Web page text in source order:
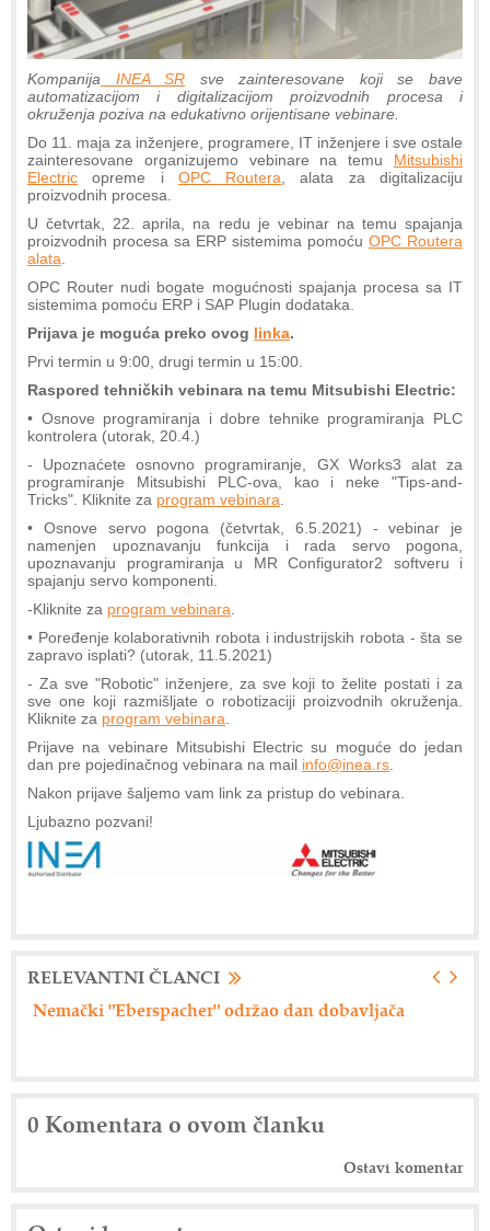
Kompanija INEA SR sve zainteresovane koji se bave
automatizacijom i digitalizacijom proizvodnih procesa i
okruženja poziva na edukativno orijentisane vebinare.
Do 11. maja za inženjere, programere, IT inženjere i sve ostale
zainteresovane organizujemo vebinare na temu Mitsubishi
Electric opreme i OPC Routera , alata za digitalizaciju
proizvodnih procesa.
U četvrtak, 22. aprila, na redu je vebinar na temu spajanja
proizvodnih procesa sa ERP sistemima pomoću OPC Routera
alata
OPC Router nudi bogate mogućnosti spajanja procesa sa IT
sistemima pomoću ERP i SAP Plugin dodataka.
Prijava je moguća preko ovog linka.
Prvi termin u 9:00, drugi termin u 15:00.
Raspored tehničkih vebinara na temu Mitsubishi Electric:
• Osnove programiranja i dobre tehnike programiranja PLC
kontrolera (utorak, 20.4.)
- Upoznaćete osnovno programiranje, GX Works3 alat za
programiranje Mitsubishi PLC-ova, kao i neke "Tips-and-
Tricks". Kliknite za program vebinara
• Osnove servo pogona (četvrtak, 6.5.2021) - vebinar je
namenjen upoznavanju funkcija i rada servo pogona,
upoznavanju programiranja u MR Configurator2 softveru i
spajanju servo komponenti.
-Kliknite za program vebinara
• Poređenje kolaborativnih robota i industrijskih robota - šta se
zapravo isplati? (utorak, 11.5.2021)
- Za sve "Robotic" inženjere, za sve koji to želite postati i za
sve one koji razmišljate o robotizaciji proizvodnih okruženja.
Kliknite za program vebinara
Prijave na vebinare Mitsubishi Electric su moguće do jedan
dan pre pojedinačnog vebinara na mail info@inea.rs
Nakon prijave šaljemo vam link za pristup do vebinara.
Ljubazno pozvani!
RELEVANTNI ČLANCI
Nemački "Eberspacher" održao dan dobavljača
0 Komentara o ovom članku
Ostavi komentar